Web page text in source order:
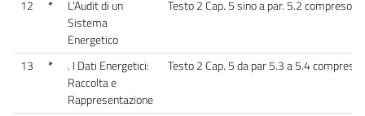
12 *
L’Audit di un
Sistema
Energetico
Testo 2 Cap. 5 sino a par. 5.2 compreso
13 *
. I Dati Energetici:
Raccolta e
Rappresentazione
Testo 2 Cap. 5 da par 5.3 a 5.4 compreso